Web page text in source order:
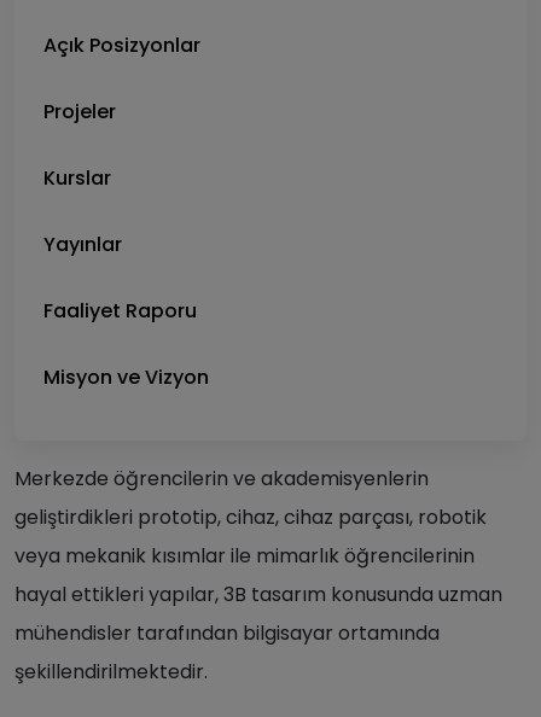
Merkezde öğrencilerin ve akademisyenlerin
geliştirdikleri prototip, cihaz, cihaz parçası, robotik
veya mekanik kısımlar ile mimarlık öğrencilerinin
hayal ettikleri yapılar, 3B tasarım konusunda uzman
mühendisler tarafından bilgisayar ortamında
şekillendirilmektedir.
Açık Posizyonlar
Projeler
Kurslar
Yayınlar
Faaliyet Raporu
Misyon ve Vizyon